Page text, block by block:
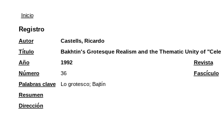
Inicio
Registro
Autor
Castells, Ricardo
Título
Bakhtin's Grotesque Realism and the Thematic Unity of
Año
1992
Revista
Número
36
Fascículo
Palabras clave
Lo grotesco; Bajtín
Resumen
Dirección